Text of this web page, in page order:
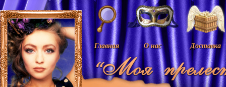
Главная О нас Доставка